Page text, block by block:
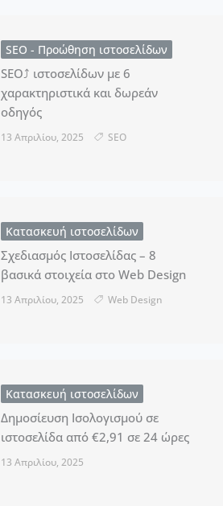
SEO - Προώθηση ιστοσελίδων
SEO⤴ ιστοσελίδων με 6
χαρακτηριστικά και δωρεάν
οδηγός
13 Απριλίου, 2025 SEO
Κατασκευή ιστοσελίδων
Σχεδιασμός Ιστοσελίδας – 8
βασικά στοιχεία στο Web Design
13 Απριλίου, 2025 Web Design
Κατασκευή ιστοσελίδων
Δημοσίευση Ισολογισμού σε
ιστοσελίδα από €2,91 σε 24 ώρες
13 Απριλίου, 2025